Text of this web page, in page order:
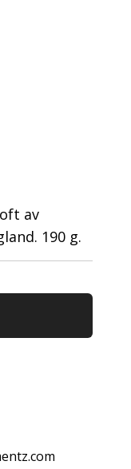
av
190 g.